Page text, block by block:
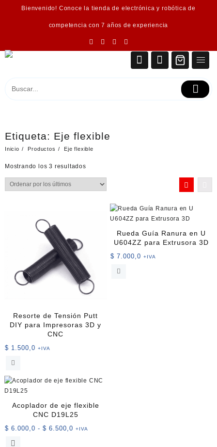
Bienvenido! Conoce la tienda de electrónica y robótica de
competencia con 7 años de experiencia
Etiqueta: Eje flexible
Inicio Productos Eje flexible
Mostrando los 3 resultadosOrdenado
por
Resorte de Tensión Putt
DIY para Impresoras 3D y
CNC
$ 1.500,0 +IVA
Rueda Guía Ranura en U
U604ZZ para Extrusora 3D
$ 7.000,0 +IVA
Acoplador de eje flexible
CNC D19L25
$ 6.000,0 - $ 6.500,0 Rango
+IVA
Este